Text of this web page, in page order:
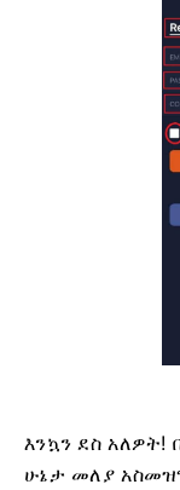
እንኳን ደስ አለዎት!
ሁኔታ መለያ